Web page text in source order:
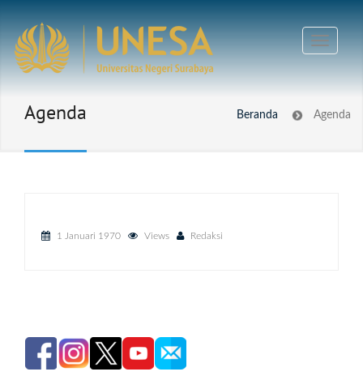
Agenda Beranda Agenda
1 Januari 1970 Views Redaksi